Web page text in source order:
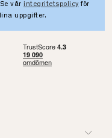
vår integritetspolicy för
uppgifter.